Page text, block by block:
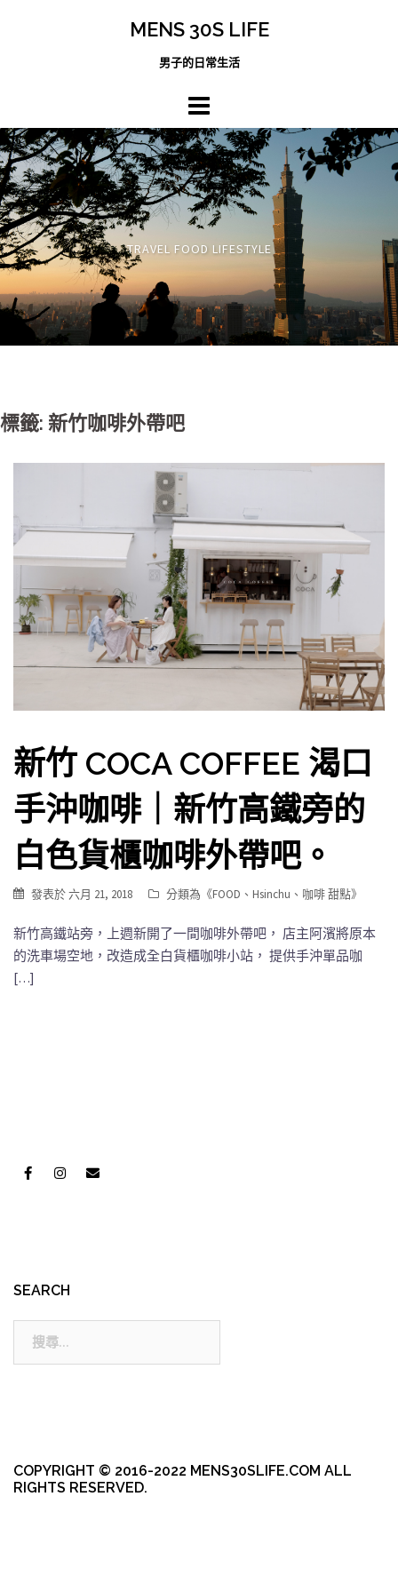
MENS 30S LIFE
男子的日常生活
TRAVEL FOOD LIFESTYLE
標籤: 新竹咖啡外帶吧
新竹 COCA COFFEE 渴口
手沖咖啡｜新竹高鐵旁的
白色貨櫃咖啡外帶吧。
發表於六月 21, 2018 分類為《FOOD 、 Hsinchu 、 咖啡 甜點》
新竹高鐵站旁，上週新開了一間咖啡外帶吧， 店主阿濱將原本
的洗車場空地，改造成全白貨櫃咖啡小站， 提供手沖單品咖
[…]
SEARCH
COPYRIGHT © 2016-2022 MENS30SLIFE.COM ALL
RIGHTS RESERVED.